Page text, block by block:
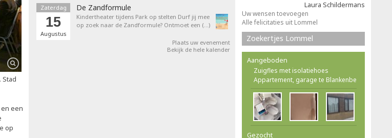
Stad
een
op
Zaterdag
15
Augustus
De Zandformule
Kindertheater tijdens Park op stelten Durf jij mee
op zoek naar de Zandformule? Ontmoet een (…)
Plaats uw evenement
Bekijk de hele kalender
Laura Schildermans
Uw wensen toevoegen
Alle felicitaties uit Lommel
Zoekertjes Lommel
Aangeboden
Zuigfles met isolatiehoes
Appartement, garage te Blankenbe
Gezocht